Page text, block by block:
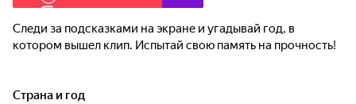
Следи за подсказками на экране и угадывай год, в
котором вышел клип. Испытай свою память на прочность!
Страна и год